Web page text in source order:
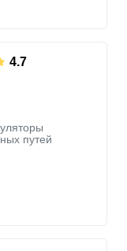
4.7
путей